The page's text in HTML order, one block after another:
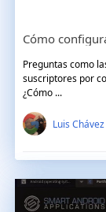
Preguntas como
suscriptores por
¿Cómo ...
Luis Chávez